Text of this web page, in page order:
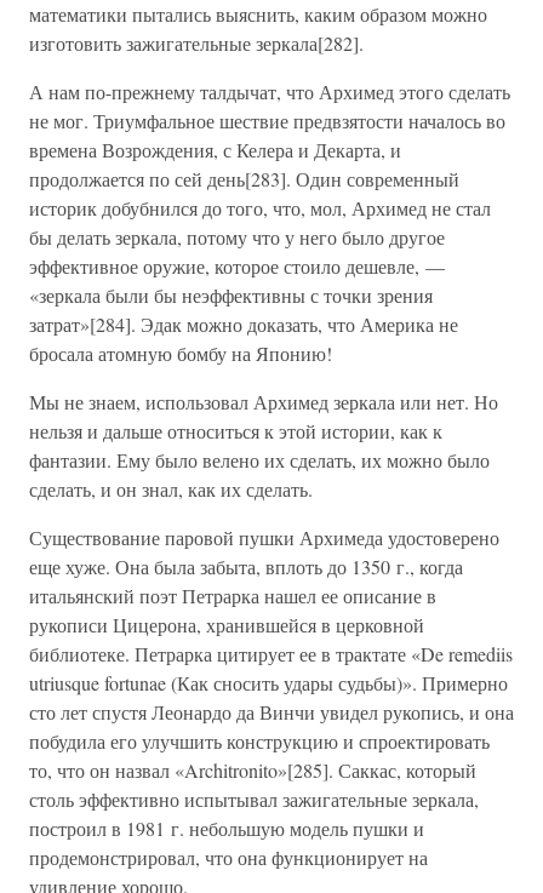
математики пытались выяснить, каким образом можно
изготовить зажигательные зеркала[282].
А нам по-прежнему талдычат, что Архимед этого сделать
не мог. Триумфальное шествие предвзятости началось во
времена Возрождения, с Келера и Декарта, и
продолжается по сей день[283]. Один современный
историк добубнился до того, что, мол, Архимед не стал
бы делать зеркала, потому что у него было другое
эффективное оружие, которое стоило дешевле, —
«зеркала были бы неэффективны с точки зрения
затрат»[284]. Эдак можно доказать, что Америка не
бросала атомную бомбу на Японию!
Мы не знаем, использовал Архимед зеркала или нет. Но
нельзя и дальше относиться к этой истории, как к
фантазии. Ему было велено их сделать, их можно было
сделать, и он знал, как их сделать.
Существование паровой пушки Архимеда удостоверено
еще хуже. Она была забыта, вплоть до 1350 г., когда
итальянский поэт Петрарка нашел ее описание в
рукописи Цицерона, хранившейся в церковной
библиотеке. Петрарка цитирует ее в трактате «De remediis
utriusque fortunae (Как сносить удары судьбы)». Примерно
сто лет спустя Леонардо да Винчи увидел рукопись, и она
побудила его улучшить конструкцию и спроектировать
то, что он назвал «Architronito»[285]. Саккас, который
столь эффективно испытывал зажигательные зеркала,
построил в 1981 г. небольшую модель пушки и
продемонстрировал, что она функционирует на
удивление хорошо.